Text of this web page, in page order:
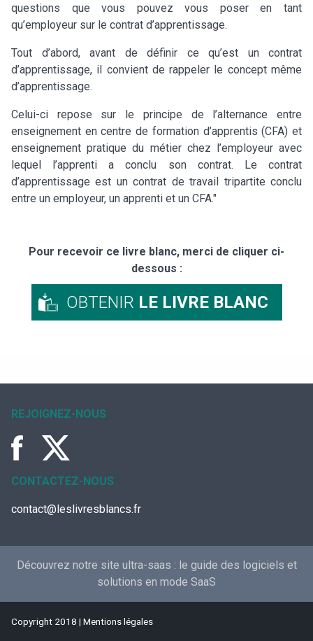
questions que vous pouvez vous poser en tant
qu’employeur sur le contrat d’apprentissage.
Tout d’abord, avant de définir ce qu’est un contrat
d’apprentissage, il convient de rappeler le concept même
d’apprentissage.
Celui-ci repose sur le principe de l’alternance entre
enseignement en centre de formation d’apprentis (CFA) et
enseignement pratique du métier chez l’employeur avec
lequel l’apprenti a conclu son contrat. Le contrat
d’apprentissage est un contrat de travail tripartite conclu
entre un employeur, un apprenti et un CFA."
Pour recevoir ce livre blanc, merci de cliquer ci-
dessous :
OBTENIR LE LIVRE BLANC
REJOIGNEZ-NOUS
CONTACTEZ-NOUS
contact@leslivresblancs.fr
Découvrez notre site ultra-saas : le guide des logiciels et
solutions en mode SaaS
Copyright 2018 | Mentions légales